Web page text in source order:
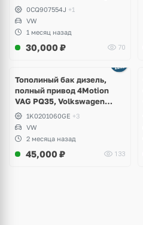
Tiguan
0CQ907554J +1
VW
1 месяц назад
30,000 ₽ 70
Тополиный бак дизель,
полный привод 4Motion
VAG PQ35, Volkswagen
Scirocco, Golf V, VI, Skoda
Yeti, Octavia A5, Superb,
Audi A3, Seat Altea
1K0201060GE +3
VW
2 месяца назад
45,000 ₽ 133